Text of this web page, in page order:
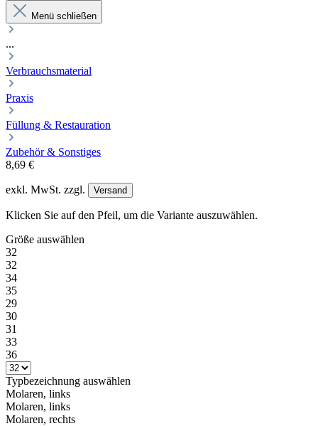
Menü schließen
...
Verbrauchsmaterial
Praxis
Füllung & Restauration
Zubehör & Sonstiges
8,69 €
exkl. MwSt. zzgl. Versand
Klicken Sie auf den Pfeil, um die Variante auszuwählen.
Größe auswählen
32
32
34
35
29
30
31
33
36
Typbezeichnung auswählen
Molaren, links
Molaren, links
Molaren, rechts